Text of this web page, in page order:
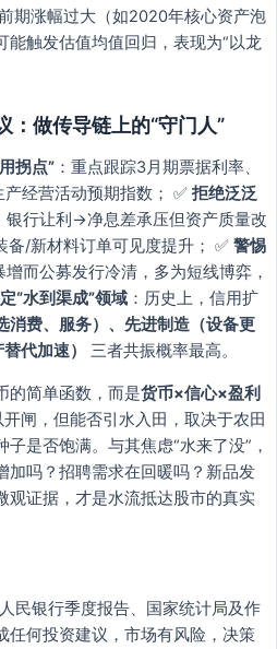
前期涨幅过大（如2020年核心资产泡
能触发估值均值回归，表现为“以龙
：做传导链上的“守门人”
拐点” ：重点跟踪3月期票据利率、
经营活动预期指数； ✅ 拒绝泛泛
银行让利→净息差承压但资产质量改
/新材料订单可见度提升； ✅ 警惕
增而公募发行冷清，多为短线博弈，
“水到渠成”领域 ：历史上，信用扩
消费、服务）、先进制造（设备更
代加速）
三者共振概率最高。
的简单函数，而是货币×信心×盈利
闸，但能否引水入田，取决于农田
是否饱满。与其焦虑“水来了没”，
加吗？招聘需求在回暖吗？新品发
证据，才是水流抵达股市的真实
民银行季度报告、国家统计局及作
任何投资建议，市场有风险，决策